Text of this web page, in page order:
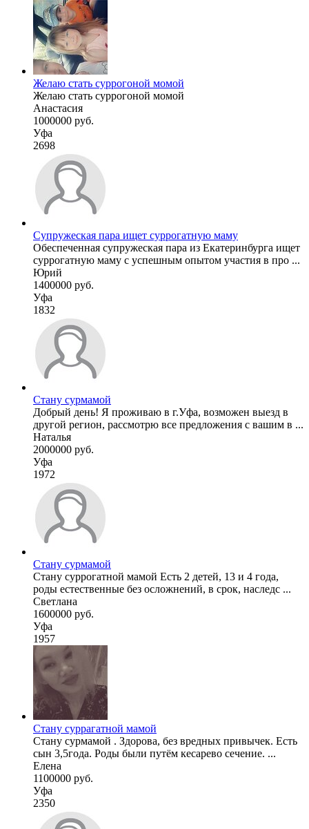
Желаю стать суррогоной момой
Желаю стать суррогоной момой
Анастасия
1000000 руб.
Уфа
2698
Супружеская пара ищет суррогатную маму
Обеспеченная супружеская пара из Екатеринбурга ищет
суррогатную маму с успешным опытом участия в про ...
Юрий
1400000 руб.
Уфа
1832
Стану сурмамой
Добрый день! Я проживаю в г.Уфа, возможен выезд в
другой регион, рассмотрю все предложения с вашим в ...
Наталья
2000000 руб.
Уфа
1972
Стану сурмамой
Стану суррогатной мамой Есть 2 детей, 13 и 4 года,
роды естественные без осложнений, в срок, наследс ...
Светлана
1600000 руб.
Уфа
1957
Стану суррагатной мамой
Стану сурмамой . Здорова, без вредных привычек. Есть
сын 3,5года. Роды были путём кесарево сечение. ...
Елена
1100000 руб.
Уфа
2350